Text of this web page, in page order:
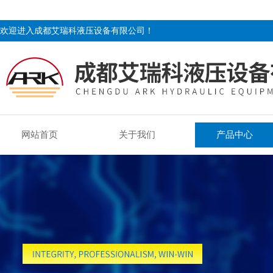
欢迎进入成都艾瑞科液压设备有限公司！
网站首页 关于我们 产品中心